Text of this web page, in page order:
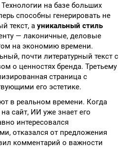
на базе больших
способны генерировать не
текст, а уникальный стиль
— лаконичные, деловые
на экономию времени.
почти литературный текст с
о ценностях бренда. Третьему
страница с
его эстетике.
в реальном времени. Когда
сайт, ИИ уже знает его
интересовался
отказался от предложения
комментарий о важности